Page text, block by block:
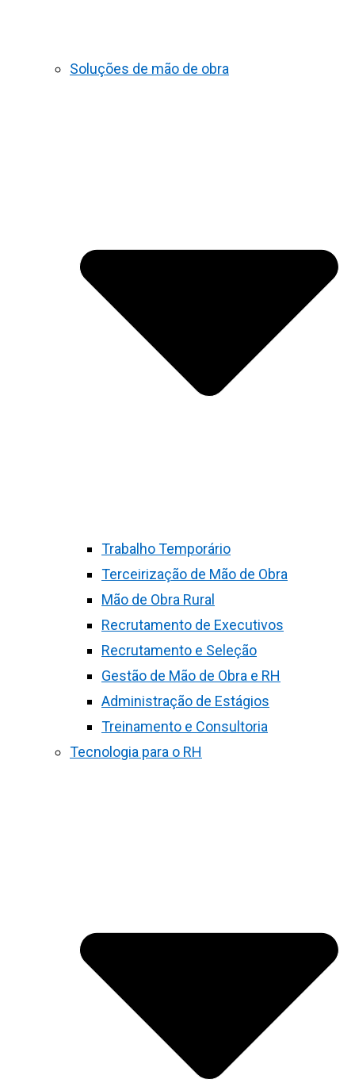
Soluções de mão de obra
Trabalho Temporário
Terceirização de Mão de Obra
Mão de Obra Rural
Recrutamento de Executivos
Recrutamento e Seleção
Gestão de Mão de Obra e RH
Administração de Estágios
Treinamento e Consultoria
Tecnologia para o RH